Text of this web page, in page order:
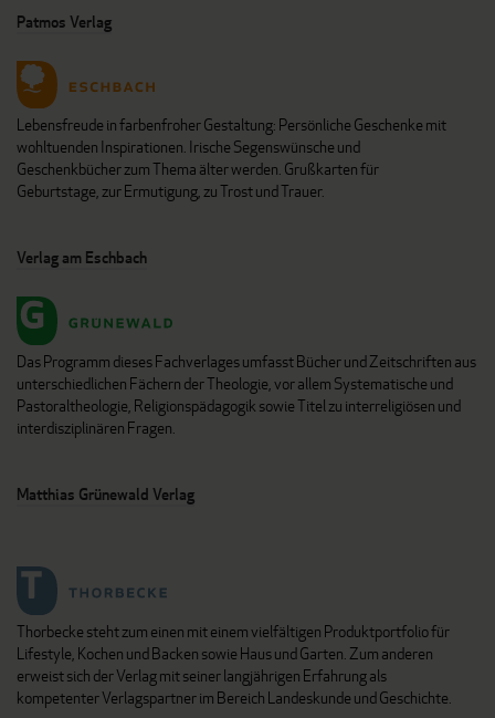
Patmos Verlag
Lebensfreude in farbenfroher Gestaltung: Persönliche Geschenke mit
wohltuenden Inspirationen. Irische Segenswünsche und
Geschenkbücher zum Thema älter werden. Grußkarten für
Geburtstage, zur Ermutigung, zu Trost und Trauer.
Verlag am Eschbach
Das Programm dieses Fachverlages umfasst Bücher und Zeitschriften aus
unterschiedlichen Fächern der Theologie, vor allem Systematische und
Pastoraltheologie, Religionspädagogik sowie Titel zu interreligiösen und
interdisziplinären Fragen.
Matthias Grünewald Verlag
Thorbecke steht zum einen mit einem vielfältigen Produktportfolio für
Lifestyle, Kochen und Backen sowie Haus und Garten. Zum anderen
erweist sich der Verlag mit seiner langjährigen Erfahrung als
kompetenter Verlagspartner im Bereich Landeskunde und Geschichte.